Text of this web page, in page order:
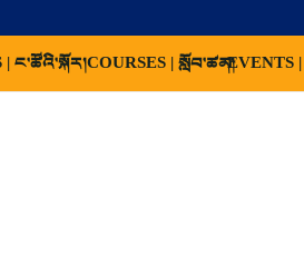
| ང་ཚོའི་སྐོར།COURSES | སློབ་ཚན།EVENTS